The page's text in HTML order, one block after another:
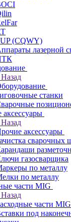
(CQWY)
лазерной
Назад
станки
Назад
аксессуары
сварочных
газосварщика
по металлу
по металлу
части MIG
Назад
части MIG
под